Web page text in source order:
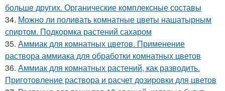
больше других. Органические комплексные составы
34. Можно ли поливать комнатные цветы нашатырным
спиртом. Подкормка растений сахаром
35. Аммиак для комнатных цветов. Применение
раствора аммиака для обработки комнатных цветов
36. Аммиак для комнатных растений, как разводить.
Приготовление раствора и расчет дозировки для цветов